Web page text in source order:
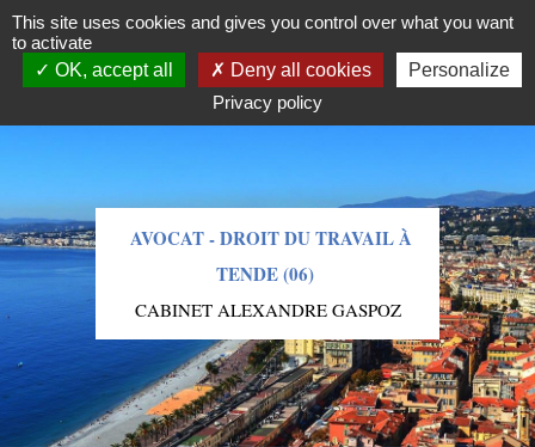
09.86.16.78.81
AVOCAT - DROIT DU TRAVAIL À
TENDE (06)
CABINET ALEXANDRE GASPOZ
This site uses cookies and gives you control over what you want
to activate
OK, accept all
Deny all cookies
Personalize
Privacy policy